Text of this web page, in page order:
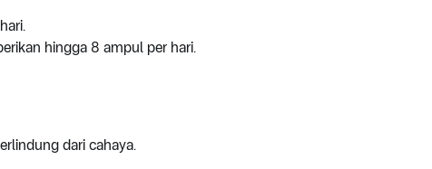
hingga 8 ampul per hari.
dari cahaya.